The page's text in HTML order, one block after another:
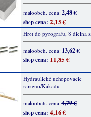
maloobch. cena:2,48 €
shop cena: 2,15 €
Hrot do pyrografu, 8 dielna
maloobch. cena:13,62 €
shop cena: 11,85 €
Hydraulické uchopovacie
rameno/Kakadu
maloobch. cena:4,79 €
shop cena: 4,16 €